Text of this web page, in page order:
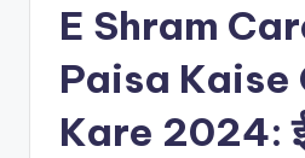
E Shram
Paisa Kaise
Kare 2024: ई